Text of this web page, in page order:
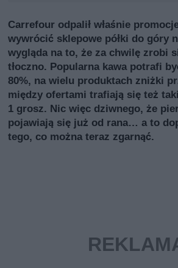
Carrefour odpalił właśnie
wywrócić sklepowe półki do góry
wygląda na to, że za chwilę zrobi
tłoczno. Popularna kawa potrafi
80%, na wielu produktach zniżki
między ofertami trafiają się też
1 grosz. Nic więc dziwnego, że
pojawiają się już od rana… a to
tego, co można teraz zgarnąć.